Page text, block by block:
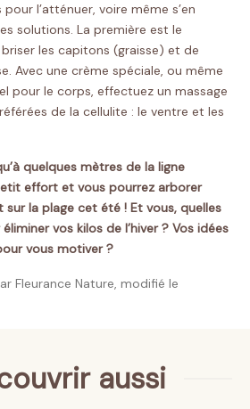
l’atténuer, voire même s’en
solutions. La première est le
les capitons (graisse) et de
Avec une crème spéciale, ou même
pour le corps, effectuez un massage
de la cellulite : le ventre et les
quelques mètres de la ligne
effort et vous pourrez arborer
la plage cet été ! Et vous, quelles
vos kilos de l’hiver ? Vos idées
vous motiver ?
Fleurance Nature, modifié le
aussi